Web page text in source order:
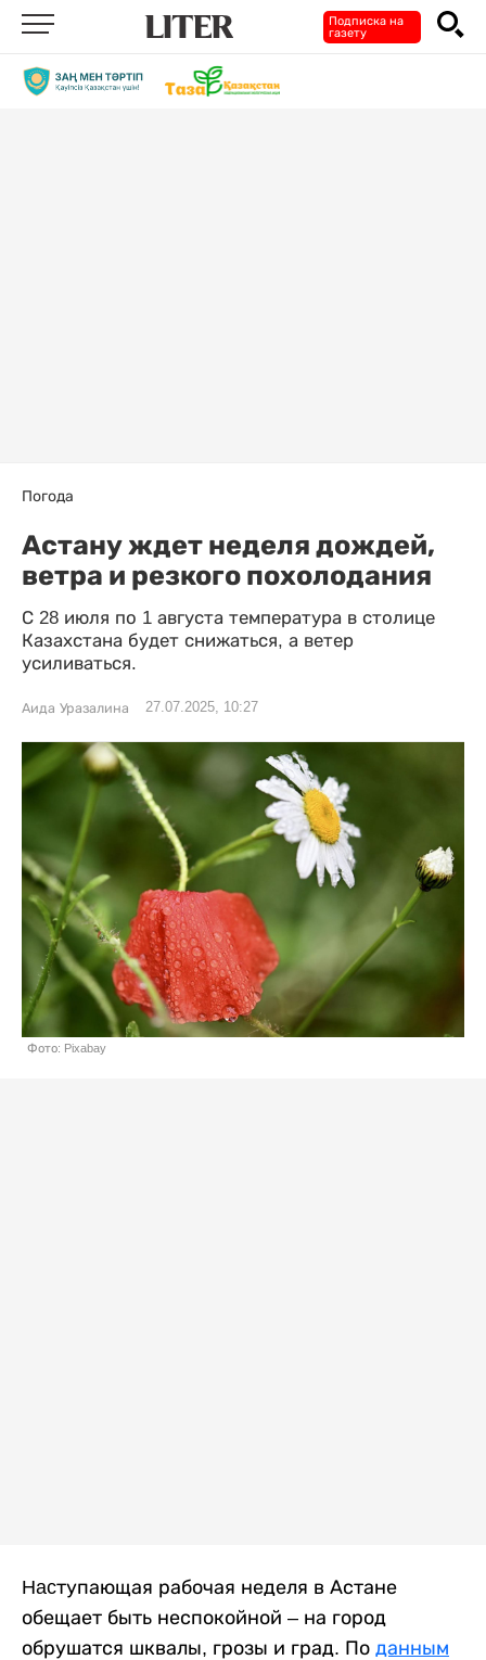
Подписка на
газету
Погода
Астану ждет неделя дождей,
ветра и резкого похолодания
С 28 июля по 1 августа температура в столице
Казахстана будет снижаться, а ветер
усиливаться.
Аида Уразалина 27.07.2025, 10:27
Фото: Pixabay
Hacтупающая рабочая неделя в Астане
обещает быть неспокойной – на город
обрушатся шквалы, грозы и град. По данным